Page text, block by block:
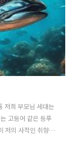
도 예방하여 주는
저희 부모님 세대는
고등어 같은 등푸
저의 사적인 취향을
알아보시죠. ■일